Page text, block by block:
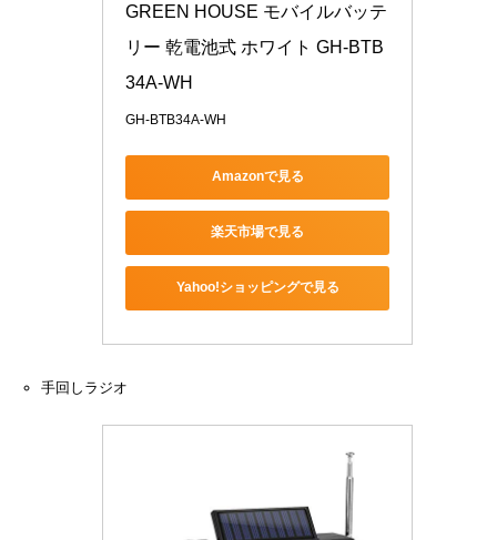
GREEN HOUSE モバイルバッテ
リー 乾電池式 ホワイト GH-BTB
34A-WH
GH-BTB34A-WH
Amazonで見る
楽天市場で見る
Yahoo!ショッピングで見る
手回しラジオ